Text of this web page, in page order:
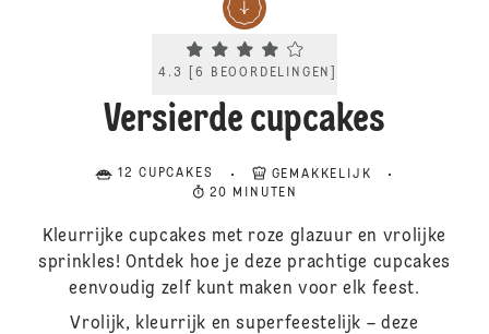
Current rating 4.3. Click to rate.
4.3 [6 BEOORDELINGEN
Versierde cupcakes
12 CUPCAKES
GEMAKKELIJK
20 MINUTEN
Kleurrijke cupcakes met roze glazuur en vrolijke
sprinkles! Ontdek hoe je deze prachtige cupcakes
eenvoudig zelf kunt maken voor elk feest.
Vrolijk, kleurrijk en superfeestelijk – deze